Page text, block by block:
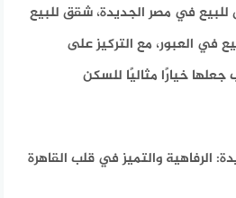
في مصر الجديدة،شقق للبيع
في العبور، مع التركيز على
خيارًا مثاليًا للسكن
الرفاهية والتميز في قلب القاهرة